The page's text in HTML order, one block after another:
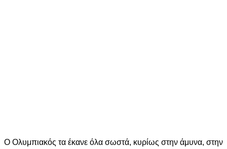
Ο Ολυμπιακός τα έκανε όλα σωστά, κυρίως στην άμυνα, στην